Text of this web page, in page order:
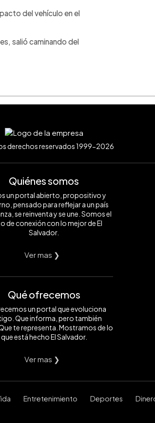
del vehículo en el
salió caminando del
derechos reservados 1999-2026
Quiénes somos
un portal abierto, propositivo y
pensado para reflejar a un país
se reinventa y se une. Somos el
de conexión con lo mejor de El
Salvador.
Ver mas ❯
Qué ofrecemos
un portal que evoluciona
Que informa, pero también
te representa. Mostramos de lo
que está hecho El Salvador.
Ver mas ❯
Entretenimiento Deportes